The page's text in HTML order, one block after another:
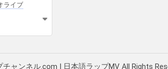
ライブ
ャンネル.com | 日本語ラップMV All Rights